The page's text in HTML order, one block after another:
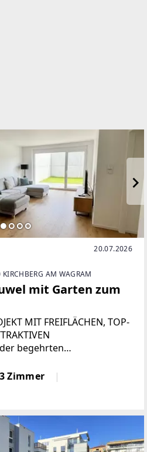
20.07.2026
AM WAGRAM
mit Garten zum
MIT FREIFLÄCHEN, TOP-
begehrten
am Wagram
Ziegelmassiv-
Zimmer